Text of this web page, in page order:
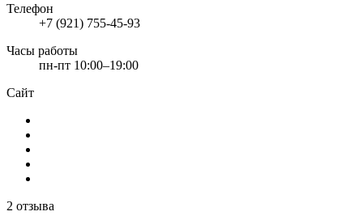
Телефон
+7 (921) 755-45-93
Часы работы
пн-пт 10:00–19:00
Сайт
2 отзыва